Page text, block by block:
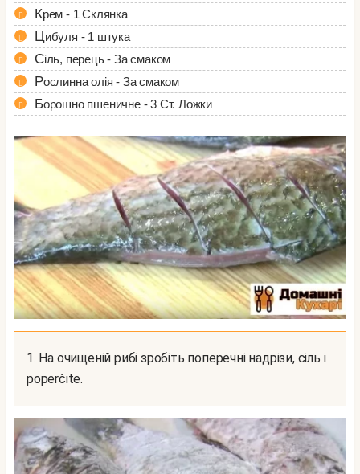
Крем - 1 Склянка
Цибуля - 1 штука
Сіль, перець - За смаком
Рослинна олія - За смаком
Борошно пшеничне - 3 Ст. Ложки
1. На очищеній рибі зробіть поперечні надрізи, сіль і
poperčite.